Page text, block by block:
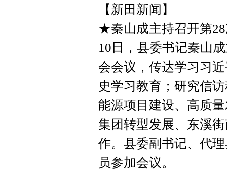
【新田新闻】
★秦山成主持召开第
10日，县委书记秦山
会会议，传达学习习
史学习教育；研究信
能源项目建设、高质
集团转型发展、东溪
作。县委副书记、代
员参加会议。